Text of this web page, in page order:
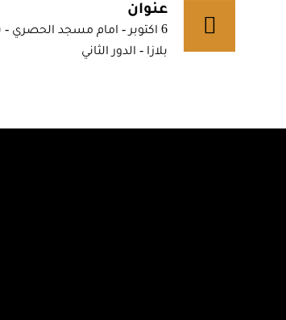
عنوان
6 اكتوبر - امام مسجد الحصري -
بلازا - الدور الثاني